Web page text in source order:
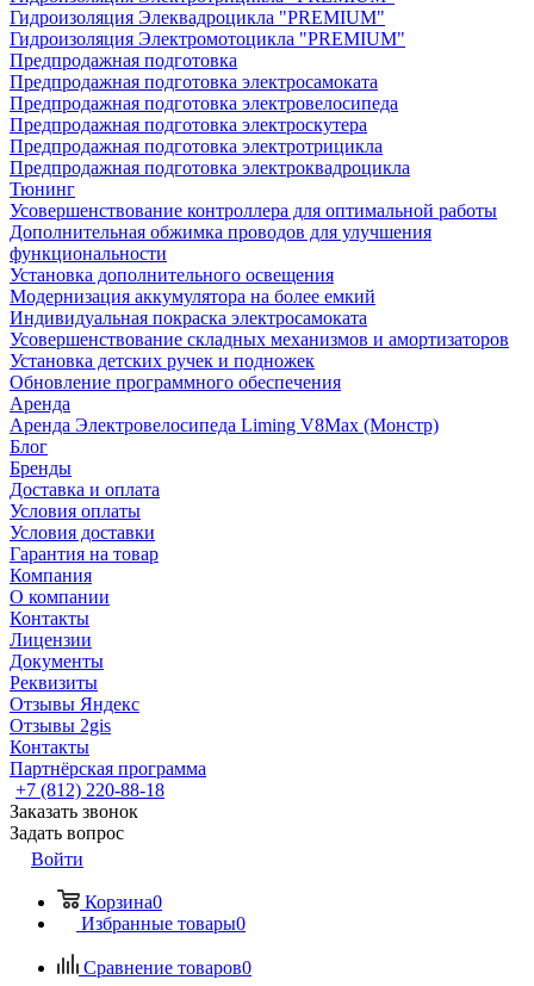
Гидроизоляция Элеквадроцикла "PREMIUM"
Гидроизоляция Электромотоцикла "PREMIUM"
Предпродажная подготовка
Предпродажная подготовка электросамоката
Предпродажная подготовка электровелосипеда
Предпродажная подготовка электроскутера
Предпродажная подготовка электротрицикла
Предпродажная подготовка электроквадроцикла
Тюнинг
Усовершенствование контроллера для оптимальной работы
Дополнительная обжимка проводов для улучшения
функциональности
Установка дополнительного освещения
Модернизация аккумулятора на более емкий
Индивидуальная покраска электросамоката
Усовершенствование складных механизмов и амортизаторов
Установка детских ручек и подножек
Обновление программного обеспечения
Аренда
Аренда Электровелосипеда Liming V8Max (Монстр)
Блог
Бренды
Доставка и оплата
Условия оплаты
Условия доставки
Гарантия на товар
Компания
О компании
Контакты
Лицензии
Документы
Реквизиты
Отзывы Яндекс
Отзывы 2gis
Контакты
Партнёрская программа
+7 (812) 220-88-18
Заказать звонок
Задать вопрос
Войти
Корзина0
Избранные товары0
Сравнение товаров0